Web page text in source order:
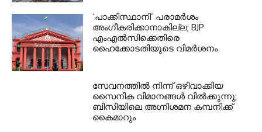
‘പാക്കിസ്ഥാനി’ പരാമർശം
അംഗീകരിക്കാനാകില്ല; BJP
എംഎൽസിക്കെതിരെ
ഹൈക്കോടതിയുടെ വിമർശനം
സേവനത്തില്‍ നിന്ന് ഒഴിവാക്കിയ
സൈനിക വിമാനങ്ങള്‍ വില്‍ക്കുന്നു;
ബിസിയിലെ അഗ്നിശമന കമ്പനിക്ക്
കൈമാറും